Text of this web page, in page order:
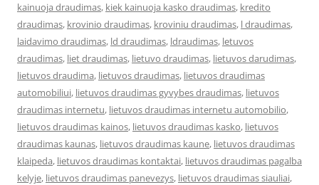
kainuoja draudimas, kiek kainuoja kasko draudimas, kredito
draudimas, krovinio draudimas, kroviniu draudimas, l draudimas,
laidavimo draudimas, ld draudimas, ldraudimas, letuvos
draudimas, liet draudimas, lietuvo draudimas, lietuvos darudimas,
lietuvos draudima, lietuvos draudimas, lietuvos draudimas
automobiliui, lietuvos draudimas gyvybes draudimas, lietuvos
draudimas internetu, lietuvos draudimas internetu automobilio,
lietuvos draudimas kainos, lietuvos draudimas kasko, lietuvos
draudimas kaunas, lietuvos draudimas kaune, lietuvos draudimas
klaipeda, lietuvos draudimas kontaktai, lietuvos draudimas pagalba
kelyje, lietuvos draudimas panevezys, lietuvos draudimas siauliai,